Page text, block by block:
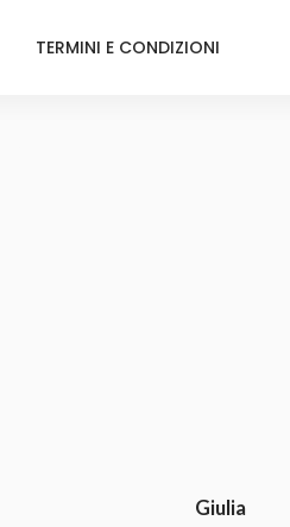
TERMINI E CONDIZIONI
Giulia